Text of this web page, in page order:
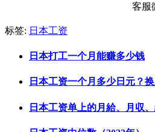
客服
标签: 日本工资
日本打工一个月能赚多少钱
日本工资一个月多少日元？
日本工资单上的月給、月収